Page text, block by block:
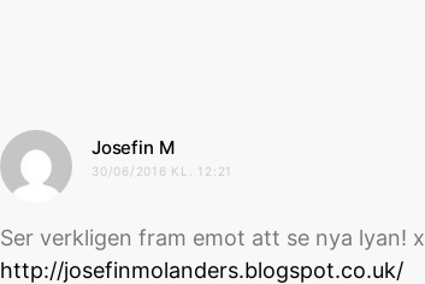
Josefin Mskriver:
30/06/2016 KL. 12:21
Ser verkligen fram emot att se nya lyan! x
http://josefinmolanders.blogspot.co.uk/